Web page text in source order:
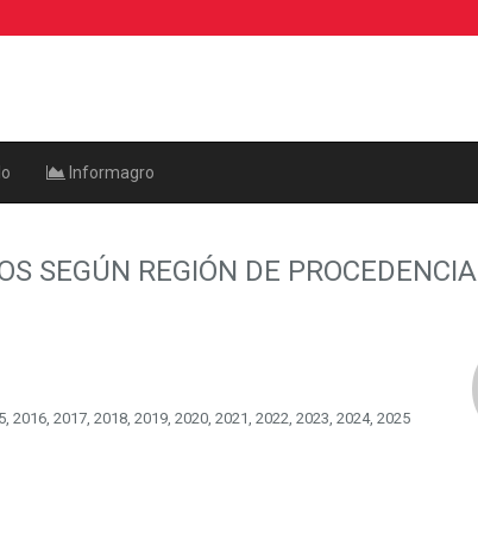
Informagro
SEGÚN REGIÓN DE PROCEDENCIA
2017, 2018, 2019, 2020, 2021, 2022, 2023, 2024, 2025